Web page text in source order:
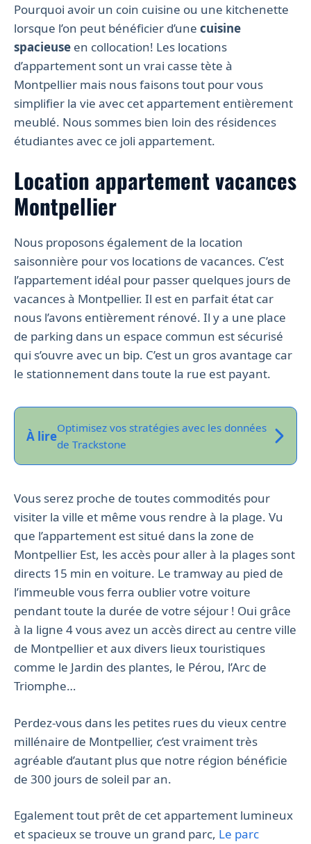
Pourquoi avoir un coin cuisine ou une kitchenette
lorsque l’on peut bénéficier d’une cuisine
spacieuse en collocation! Les locations
d’appartement sont un vrai casse tète à
Montpellier mais nous faisons tout pour vous
simplifier la vie avec cet appartement entièrement
meublé. Nous sommes bien loin des résidences
étudiantes avec ce joli appartement.
Location appartement vacances
Montpellier
Nous proposons également de la location
saisonnière pour vos locations de vacances. C’est
l’appartement idéal pour passer quelques jours de
vacances à Montpellier. Il est en parfait état car
nous l’avons entièrement rénové. Il y a une place
de parking dans un espace commun est sécurisé
qui s’ouvre avec un bip. C’est un gros avantage car
le stationnement dans toute la rue est payant.
À lire
Optimisez vos stratégies avec les données
de Trackstone
Vous serez proche de toutes commodités pour
visiter la ville et même vous rendre à la plage. Vu
que l’appartement est situé dans la zone de
Montpellier Est, les accès pour aller à la plages sont
directs 15 min en voiture. Le tramway au pied de
l’immeuble vous ferra oublier votre voiture
pendant toute la durée de votre séjour ! Oui grâce
à la ligne 4 vous avez un accès direct au centre ville
de Montpellier et aux divers lieux touristiques
comme le Jardin des plantes, le Pérou, l’Arc de
Triomphe…
Perdez-vous dans les petites rues du vieux centre
millénaire de Montpellier, c’est vraiment très
agréable d’autant plus que notre région bénéficie
de 300 jours de soleil par an.
Egalement tout prêt de cet appartement lumineux
et spacieux se trouve un grand parc, Le parc